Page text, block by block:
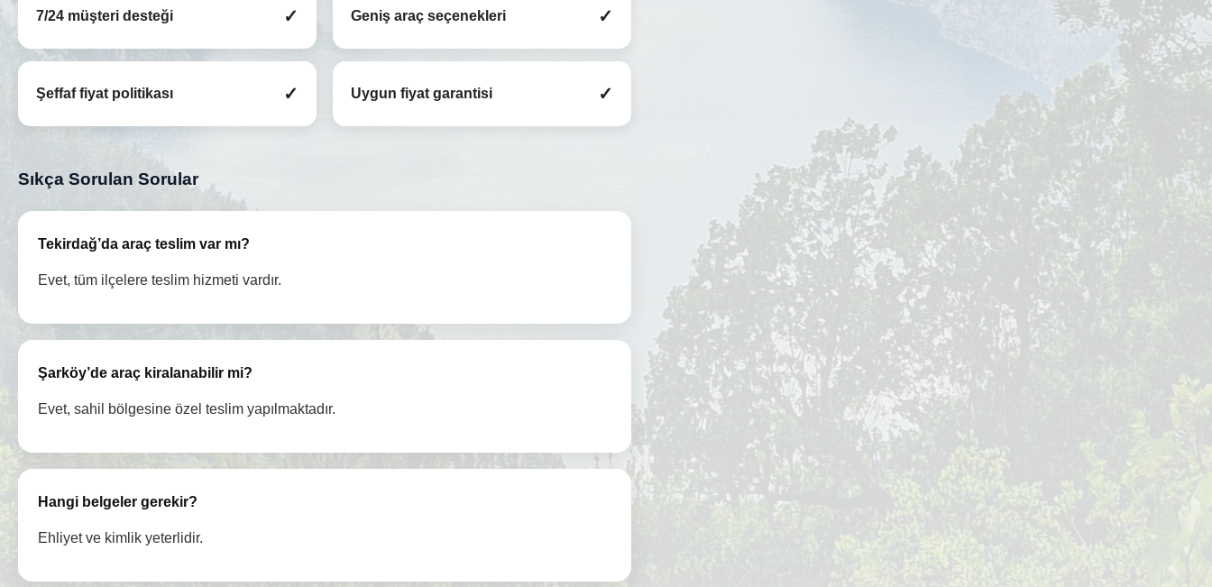
7/24 müşteri desteği ✓
Şeffaf fiyat politikası ✓
Geniş araç seçenekleri ✓
Uygun fiyat garantisi ✓
Sıkça Sorulan Sorular
Tekirdağ’da araç teslim var mı?
Evet, tüm ilçelere teslim hizmeti vardır.
Şarköy’de araç kiralanabilir mi?
Evet, sahil bölgesine özel teslim yapılmaktadır.
Hangi belgeler gerekir?
Ehliyet ve kimlik yeterlidir.